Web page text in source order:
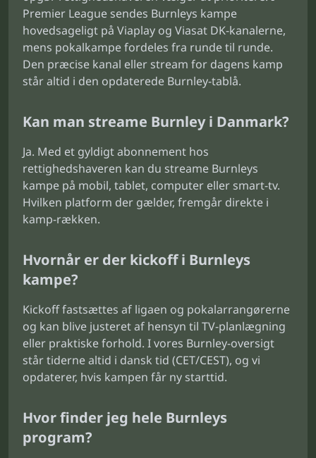
Premier League sendes Burnleys kampe
hovedsageligt på Viaplay og Viasat DK-kanalerne,
mens pokalkampe fordeles fra runde til runde.
Den præcise kanal eller stream for dagens kamp
står altid i den opdaterede Burnley-tablå.
Kan man streame Burnley i Danmark?
Ja. Med et gyldigt abonnement hos
rettighedshaveren kan du streame Burnleys
kampe på mobil, tablet, computer eller smart-tv.
Hvilken platform der gælder, fremgår direkte i
kamp-rækken.
Hvornår er der kickoff i Burnleys
kampe?
Kickoff fastsættes af ligaen og pokalarrangørerne
og kan blive justeret af hensyn til TV-planlægning
eller praktiske forhold. I vores Burnley-oversigt
står tiderne altid i dansk tid (CET/CEST), og vi
opdaterer, hvis kampen får ny starttid.
Hvor finder jeg hele Burnleys
program?